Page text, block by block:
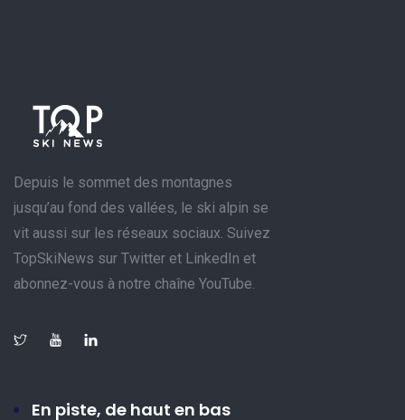
Depuis le sommet des montagnes
jusqu’au fond des vallées, le ski alpin se
vit aussi sur les réseaux sociaux. Suivez
TopSkiNews sur Twitter et LinkedIn et
abonnez-vous à notre chaîne YouTube.
En piste, de haut en bas